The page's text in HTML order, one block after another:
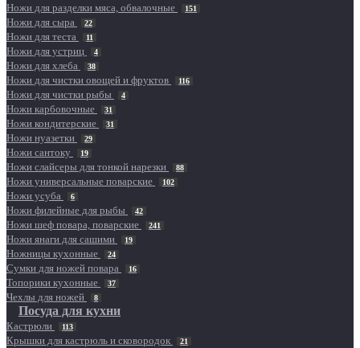
Ножи для разделки мяса, обвалочные 151
Ножи для сыра 22
Ножи для теста 11
Ножи для устриц 4
Ножи для хлеба 38
Ножи для чистки овощей и фруктов 116
Ножи для чистки рыбы 4
Ножи карбовочные 31
Ножи кондитерские 31
Ножи нуазетки 29
Ножи сантоку 19
Ножи слайсеры для тонкой нарезки 88
Ножи универсальные поварские 102
Ножи усуба 6
Ножи филейные для рыбы 42
Ножи шеф повара, поварские 241
Ножи янаги для сашими 19
Ножницы кухонные 24
Сумки для ножей повара 16
Топорики кухонные 37
Чехлы для ножей 8
Посуда для кухни
Кастрюли 113
Крышки для кастрюль и сковородок 21